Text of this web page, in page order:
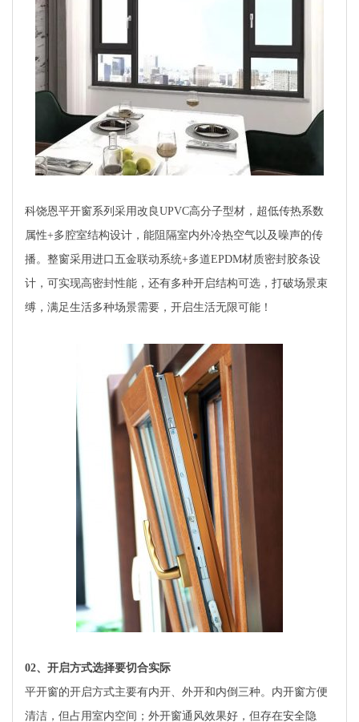
科饶恩平开窗系列采用改良UPVC高分子型材，超低传热系数
属性+多腔室结构设计，能阻隔室内外冷热空气以及噪声的传
播。整窗采用进口五金联动系统+多道EPDM材质密封胶条设
计，可实现高密封性能，还有多种开启结构可选，打破场景束
缚，满足生活多种场景需要，开启生活无限可能！
02、开启方式选择要切合实际
平开窗的开启方式主要有内开、外开和内倒三种。内开窗方便
清洁，但占用室内空间；外开窗通风效果好，但存在安全隐